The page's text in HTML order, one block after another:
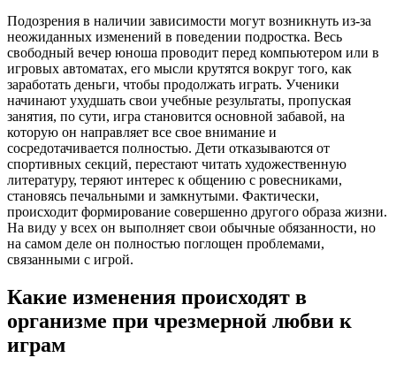
Подозрения в наличии зависимости могут возникнуть из-за
неожиданных изменений в поведении подростка. Весь
свободный вечер юноша проводит перед компьютером или в
игровых автоматах, его мысли крутятся вокруг того, как
заработать деньги, чтобы продолжать играть. Ученики
начинают ухудшать свои учебные результаты, пропуская
занятия, по сути, игра становится основной забавой, на
которую он направляет все свое внимание и
сосредотачивается полностью. Дети отказываются от
спортивных секций, перестают читать художественную
литературу, теряют интерес к общению с ровесниками,
становясь печальными и замкнутыми. Фактически,
происходит формирование совершенно другого образа жизни.
На виду у всех он выполняет свои обычные обязанности, но
на самом деле он полностью поглощен проблемами,
связанными с игрой.
Какие изменения происходят в
организме при чрезмерной любви к
играм